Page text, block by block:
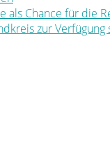
als Chance für die
zur Verfügung